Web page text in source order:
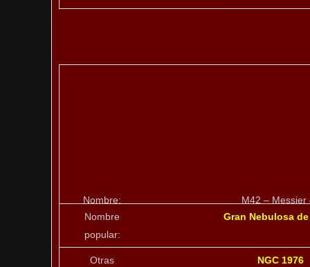
Nombre:
M42 – Messier
Nombre
popular:
Gran Nebulosa
Otras
NGC 1976